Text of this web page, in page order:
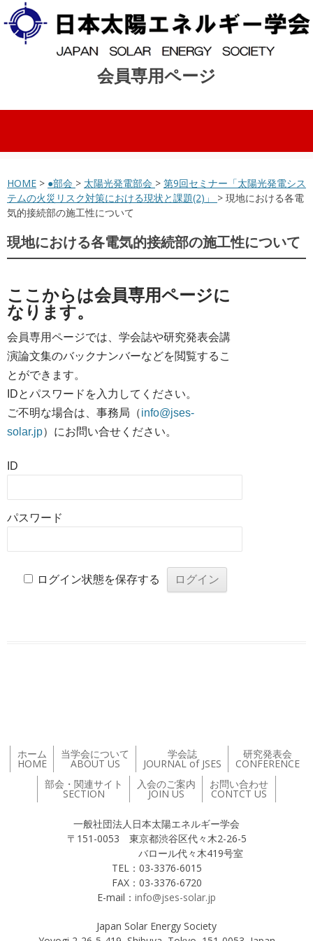
会員専用ページ
コンテンツへスキップ
HOME > ●部会 > 太陽光発電部会 > 第9回セミナー「太陽光発電シス
テムの火災リスク対策における現状と課題(2)」 > 現地における各電
気的接続部の施工性について
現地における各電気的接続部の施工性について
ここからは会員専用ページに
なります。
会員専用ページでは、学会誌や研究発表会講
演論文集のバックナンバーなどを閲覧するこ
とができます。
IDとパスワードを入力してください。
ご不明な場合は、事務局（info@jses-
solar.jp）にお問い合せください。
ID
パスワード
ログイン状態を保存する
ホーム
HOME
当学会について
ABOUT US
学会誌
JOURNAL of JSES
研究発表会
CONFERENCE
部会・関連サイト
SECTION
入会のご案内
JOIN US
お問い合わせ
CONTCT US
一般社団法人日本太陽エネルギー学会
〒151-0053 東京都渋谷区代々木2-26-5
バロール代々木419号室
TEL：03-3376-6015
FAX：03-3376-6720
E-mail： info@jses-solar.jp
Japan Solar Energy Society